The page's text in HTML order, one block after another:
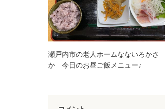
瀬戸内市の老人ホームなないろかさ
か 今日のお昼ご飯メニュー♪